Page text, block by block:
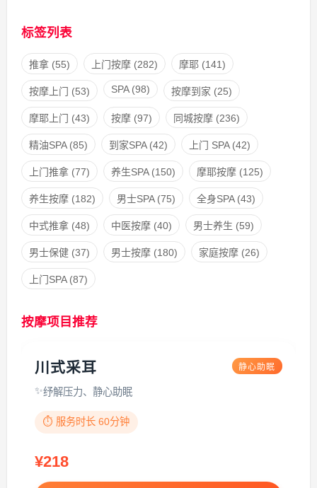
标签列表
推拿(55) 上门按摩(282) 摩耶(141)
按摩上门 (53) SPA(98) 按摩到家 (25)
摩耶上门 (43) 按摩(97) 同城按摩(236)
精油SPA(85) 到家SPA(42) 上门 SPA(42)
上门推拿(77) 养生SPA(150) 摩耶按摩(125)
养生按摩(182) 男士SPA(75) 全身SPA(43)
中式推拿(48) 中医按摩(40) 男士养生 (59)
男士保健(37) 男士按摩(180) 家庭按摩(26)
上门SPA(87)
按摩项目推荐
川式采耳 静心助眠
纾解压力、静心助眠
⏱️ 服务时长 60分钟
¥218